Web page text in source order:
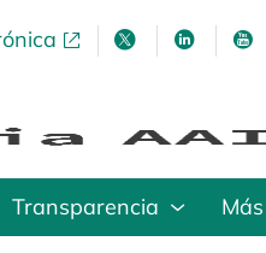
in a new tabopens in a
opens
Transparencia